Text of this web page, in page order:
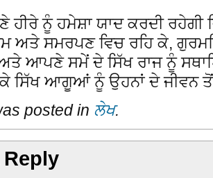
ਨੂੰ ਹਮੇਸ਼ਾ ਯਾਦ ਕਰਦੀ ਰਹੇਗੀ
ਅਤੇ ਸਮਰਪਣ ਵਿਚ ਰਹਿ ਕੇ,
ਆਪਣੇ ਸਮੇਂ ਦੇ ਸਿੱਖ ਰਾਜ ਨੂੰ
ਸਿੱਖ ਆਗੂਆਂ ਨੂੰ ਉਹਨਾਂ ਦੇ ਜੀਵਨ ਤੋਂ
posted in ਲੇਖ.
Reply